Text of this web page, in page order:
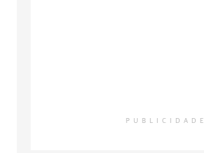
PUBLICIDADE